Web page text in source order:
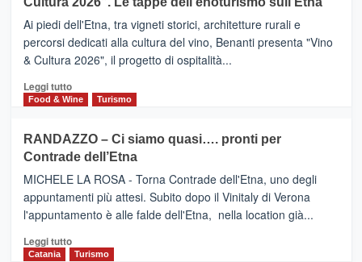
Alcantara
nei
primi
nella
classifica
SAN
DOMENICO
PALACE
TAORMINA,
UN
HOTEL
FOUR
IL
NUOVO
SUMMER
CLUB
Ai piedi dell'Etna, tra vigneti storici, architetture rurali e
percorsi dedicati alla cultura del vino, Benanti presenta "Vino
& Cultura 2026", il progetto di ospitalità...
Leggi tuttoLeggi
di
VIAGRANDE
(Ct)
–
Benanti
presenta
“Vino
&
Cultura
Food & Wine Turismo
RANDAZZO – Ci siamo quasi…. pronti per
Contrade dell’Etna
MICHELE LA ROSA - Torna Contrade dell'Etna, uno degli
appuntamenti più attesi. Subito dopo il Vinitaly di Verona
l'appuntamento è alle falde dell'Etna, nella location già...
Leggi tuttoLeggi
di
Catania Turismo